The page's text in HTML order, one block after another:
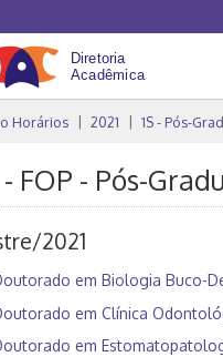
Horários 2021 1S - Pós-
FOP - Pós-
2021
em Biologia Buco-
em Clínica
em